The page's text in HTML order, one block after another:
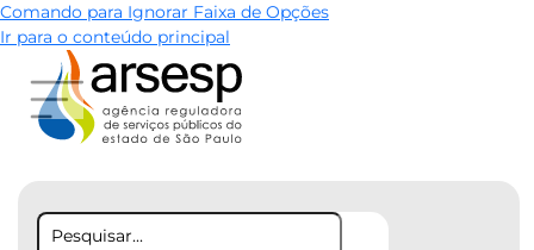
Comando para Ignorar Faixa de Opções
Ir para o conteúdo principal